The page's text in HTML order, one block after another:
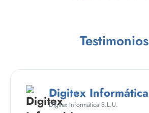
Testimonios
Digitex Informática
Digitex Informática S.L.U.